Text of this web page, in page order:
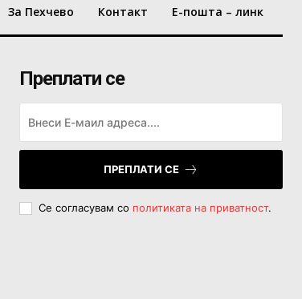
За Пехчево Контакт Е-пошта – линк
Преплати се
ПРЕПЛАТИ СЕ
Се согласувам со политиката на приватност.